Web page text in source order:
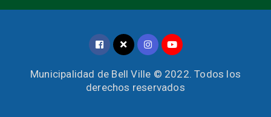
Municipalidad de Bell Ville © 2022. Todos los
derechos reservados